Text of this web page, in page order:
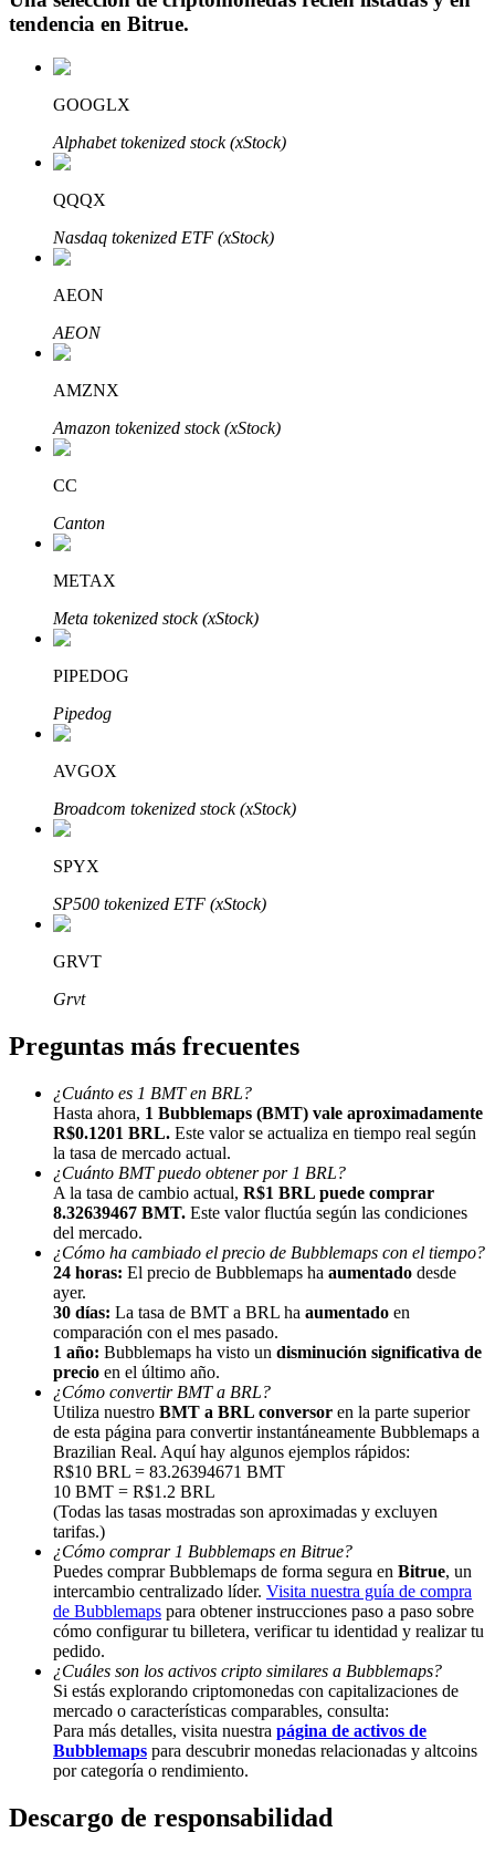
Obtenga ganancias a largo plazo e intereses flexibles
Aprender Staking
Obtenga más información sobre cómo obtener ingresos pasivos
Bitrue
Bitrue Partners
Afiliados de Bitrue
¡Hasta un 65% de comisiones!
Referencia
Invita a un amigo para recibir recompensas en efectivo
BTC Welcome Rewards
BTC Welcome Rewards
Deposit & Trade BTC to Share 25000 USDT prize pool!
Deposit CASHCAT & Win
Share 500000 CASHCAT prize pool
Exclusive for BitMart Users
Register & Trade to Win 500,000 USDT
tendencia en Bitrue.
GOOGLX
Alphabet tokenized stock (xStock)
QQQX
Nasdaq tokenized ETF (xStock)
AEON
AEON
AMZNX
Amazon tokenized stock (xStock)
CC
Canton
METAX
Meta tokenized stock (xStock)
PIPEDOG
Pipedog
AVGOX
Broadcom tokenized stock (xStock)
SPYX
SP500 tokenized ETF (xStock)
GRVT
Grvt
Preguntas más frecuentes
¿Cuánto es 1 BMT en BRL?
Hasta ahora, 1 Bubblemaps (BMT) vale aproximadamente
R$0.1201 BRL. Este valor se actualiza en tiempo real según
la tasa de mercado actual.
¿Cuánto BMT puedo obtener por 1 BRL?
A la tasa de cambio actual, R$1 BRL puede comprar
8.32639467 BMT. Este valor fluctúa según las condiciones
del mercado.
¿Cómo ha cambiado el precio de Bubblemaps con el tiempo?
24 horas: El precio de Bubblemaps ha aumentado desde
ayer.
30 días: La tasa de BMT a BRL ha aumentado en
comparación con el mes pasado.
1 año: Bubblemaps ha visto un disminución significativa de
precio en el último año.
¿Cómo convertir BMT a BRL?
Utiliza nuestro BMT a BRL conversor en la parte superior
de esta página para convertir instantáneamente Bubblemaps a
Brazilian Real. Aquí hay algunos ejemplos rápidos:
R$10 BRL = 83.26394671 BMT
10 BMT = R$1.2 BRL
(Todas las tasas mostradas son aproximadas y excluyen
tarifas.)
¿Cómo comprar 1 Bubblemaps en Bitrue?
Puedes comprar Bubblemaps de forma segura en Bitrue, un
intercambio centralizado líder. Visita nuestra guía de compra
de Bubblemaps para obtener instrucciones paso a paso sobre
cómo configurar tu billetera, verificar tu identidad y realizar tu
pedido.
¿Cuáles son los activos cripto similares a Bubblemaps?
Si estás explorando criptomonedas con capitalizaciones de
mercado o características comparables, consulta:
Para más detalles, visita nuestra página de activos de
Bubblemaps para descubrir monedas relacionadas y altcoins
por categoría o rendimiento.
Descargo de responsabilidad